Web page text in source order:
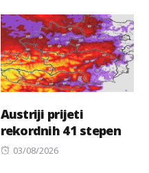
Austriji prijeti
rekordnih 41 stepen
Posted
03/08/2026